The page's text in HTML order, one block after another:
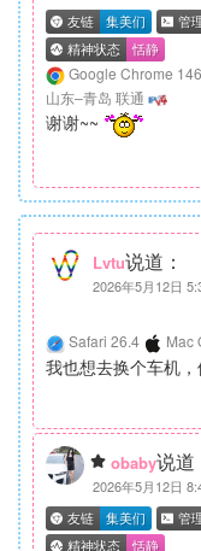
Google Chrome
山东–青岛 联通
谢谢~~
Lvtu说道：
2026年5月12日
Safari 26.4 Mac
我也想去换个车机，
obaby说道
2026年5月12日